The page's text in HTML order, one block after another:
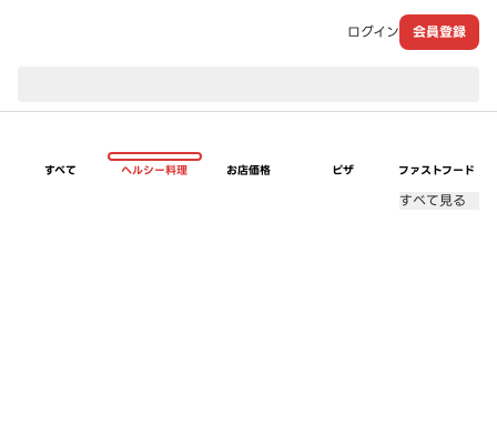
ログイン 会員登録
すべて ヘルシー料理 お店価格 ピザ ファストフード
すべて見る